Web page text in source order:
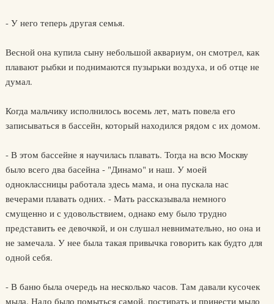
- У него теперь другая семья.
Весной она купила сыну небольшой аквариум, он смотрел, как
плавают рыбки и поднимаются пузырьки воздуха, и об отце не
думал.
Когда мальчику исполнилось восемь лет, мать повела его
записываться в бассейн, который находился рядом с их домом.
- В этом бассейне я научилась плавать. Тогда на всю Москву
было всего два басейна - "Динамо" и наш. У моей
одноклассницы работала здесь мама, и она пускала нас
вечерами плавать одних. - Мать рассказывала немного
смущенно и с удовольствием, однако ему было трудно
представить ее девочкой, и он слушал невнимательно, но она и
не замечала. У нее была такая привычка говорить как будто для
одной себя.
- В баню была очередь на несколько часов. Там давали кусочек
мыла. Надо было помыться самой, постирать и принести мыло